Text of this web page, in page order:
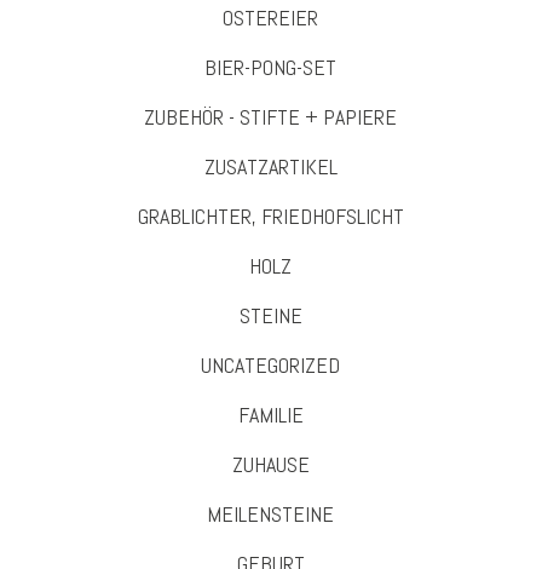
OSTEREIER
BIER-PONG-SET
ZUBEHÖR - STIFTE + PAPIERE
ZUSATZARTIKEL
GRABLICHTER, FRIEDHOFSLICHT
HOLZ
STEINE
UNCATEGORIZED
FAMILIE
ZUHAUSE
MEILENSTEINE
GEBURT